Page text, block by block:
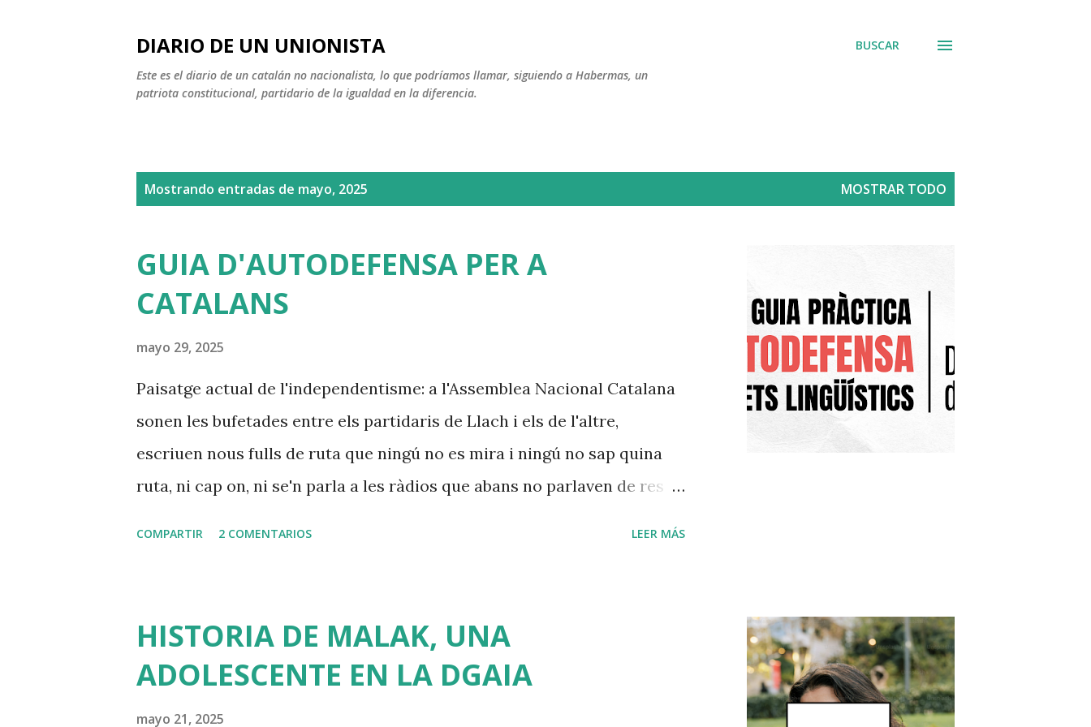
DIARIO DE UN UNIONISTA
Este es el diario de un catalán no nacionalista, lo que podríamos llamar, siguiendo a Habermas, un
patriota constitucional, partidario de la igualdad en la diferencia.
BUSCAR
Mostrando entradas de mayo, 2025 MOSTRAR TODO
GUIA D'AUTODEFENSA PER A
CATALANS
mayo 29, 2025
Paisatge actual de l'independentisme: a l'Assemblea Nacional Catalana
sonen les bufetades entre els partidaris de Llach i els de l'altre,
escriuen nous fulls de ruta que ningú no es mira i ningú no sap quina
ruta, ni cap on, ni se'n parla a les ràdios que abans no parlaven de res
s'hi havia apuntat, i després se'n donaven de baixa, segurament perquè
se n'oblidaven, no li trobaven la gràcia o els semblava una despesa
innecessària. Alguna cosa així li deu estar passant a aquella ANC que
COMPARTIR 2 COMENTARIOS LEER MÁS
HISTORIA DE MALAK, UNA
ADOLESCENTE EN LA DGAIA
mayo 21, 2025